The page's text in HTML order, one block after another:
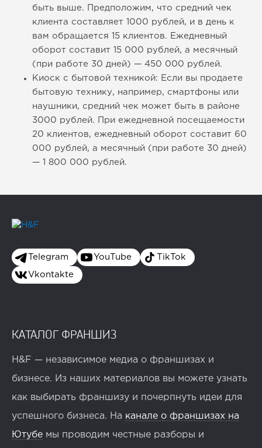
быть выше. Предположим, что средний чек
клиента составляет 1000 рублей, и в день к
вам обращается 15 клиентов. Ежедневный
оборот составит 15 000 рублей, а месячный
(при работе 30 дней) — 450 000 рублей.
Киоск с бытовой техникой: Если вы продаете
бытовую технику, например, смартфоны или
наушники, средний чек может быть в районе
3000 рублей. При ежедневной посещаемости
20 клиентов, ежедневный оборот составит 60
000 рублей, а месячный (при работе 30 дней)
— 1 800 000 рублей.
Telegram YouTube TikTok
Vkontakte
КАТАЛОГ ФРАНШИЗ
H&F — независимое медиа о франшизах и
бизнесе. Из наших материалов вы можете узнать
как выбирать франшизу и почерпнуть идеи для
успешного бизнеса. На канале о франшизах на
Ютубе мы проводим честные разборы и